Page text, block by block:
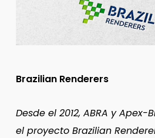
Brazilian Renderers
Desde el 2012, ABRA y
el proyecto Brazilian